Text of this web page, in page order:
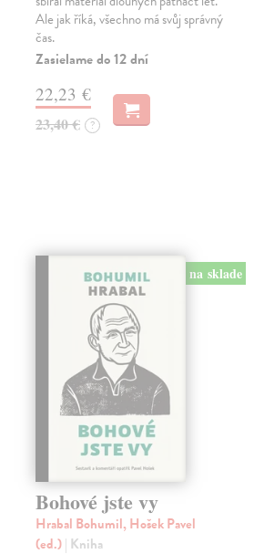
Ale jak říká, všechno má svůj správný
čas.
Zasielame do 12 dní
22,23 €
23,40 € ?
na sklade
Bohové jste vy
Hrabal Bohumil, Hošek Pavel
(ed.)| Kniha